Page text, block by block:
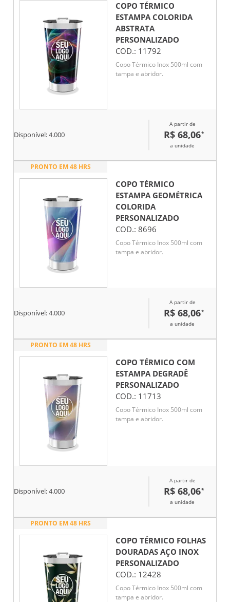
COPO TÉRMICO
ESTAMPA COLORIDA
ABSTRATA
PERSONALIZADO
COD.: 11792
Copo Térmico Inox 500ml com
tampa e abridor.
Disponível:4.000
A partir de
R$ 68,06*
a unidade
PRONTO EM 48 HRS
COPO TÉRMICO
ESTAMPA GEOMÉTRICA
COLORIDA
PERSONALIZADO
COD.: 8696
Copo Térmico Inox 500ml com
tampa e abridor.
Disponível:4.000
A partir de
R$ 68,06*
a unidade
PRONTO EM 48 HRS
COPO TÉRMICO COM
ESTAMPA DEGRADÊ
PERSONALIZADO
COD.: 11713
Copo Térmico Inox 500ml com
tampa e abridor.
Disponível:4.000
A partir de
R$ 68,06*
a unidade
PRONTO EM 48 HRS
COPO TÉRMICO FOLHAS
DOURADAS AÇO INOX
PERSONALIZADO
COD.: 12428
Copo Térmico Inox 500ml com
tampa e abridor.